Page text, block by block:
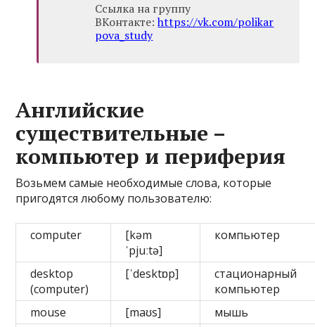
Ссылка на группу
ВКонтакте:https://vk.com/polikar
pova_study
Английские
существительные –
компьютер и периферия
Возьмем самые необходимые слова, которые
пригодятся любому пользователю:
computer
[kəm
ˈpjuːtə]
компьютер
desktop
(computer)
[ˈdesktɒp]
стационарный
компьютер
mouse
[maʊs]
мышь